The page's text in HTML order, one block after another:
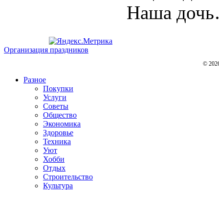
Наша
Организация праздников
©
Разное
Покупки
Услуги
Советы
Общество
Экономика
Здоровье
Техника
Уют
Хобби
Отдых
Строительство
Культура